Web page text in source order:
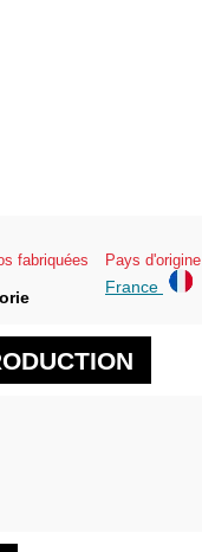
fabriquées Pays d'origine
France